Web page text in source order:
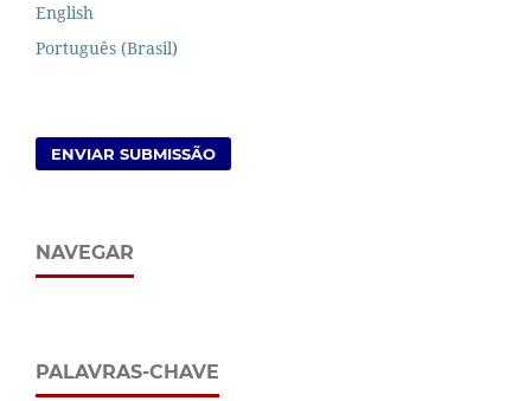
English
Português (Brasil)
ENVIAR SUBMISSÃO
NAVEGAR
PALAVRAS-CHAVE